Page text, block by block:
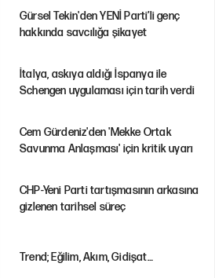
Gürsel Tekin'den YENİ Parti’li genç
hakkında savcılığa şikayet
İtalya, askıya aldığı İspanya ile
Schengen uygulaması için tarih verdi
Cem Gürdeniz'den 'Mekke Ortak
Savunma Anlaşması' için kritik uyarı
CHP-Yeni Parti tartışmasının arkasına
gizlenen tarihsel süreç
Trend; Eğilim, Akım, Gidişat…